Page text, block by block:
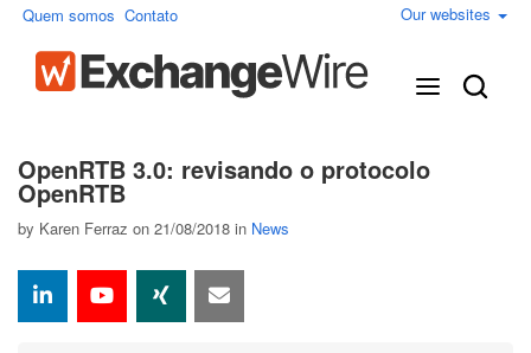
Quem somos Contato Our websites
OpenRTB 3.0: revisando o protocolo
OpenRTB
by Karen Ferraz on 21/08/2018 in News